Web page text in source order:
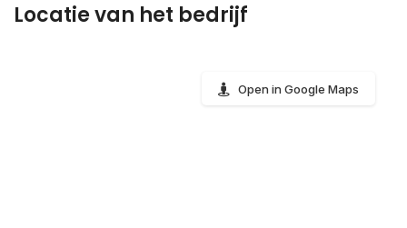
Locatie van het bedrijf
Open in Google Maps